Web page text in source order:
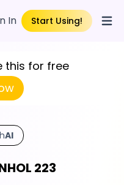
In Start Using!
this for free
AI
223